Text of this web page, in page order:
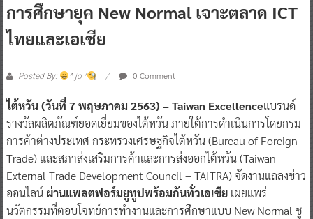
การศึกษายุค New Normal เจาะตลาด ICT
ไทยและเอเชีย
Posted By: ^ jo ^ 0 Comment
ไต้หวัน (วันที่ 7 พฤษภาคม 2563) – Taiwan Excellenceแบรนด์
รางวัลผลิตภัณฑ์ยอดเยี่ยมของไต้หวัน ภายใต้การดำเนินการโดยกรม
การค้าต่างประเทศ กระทรวงเศรษฐกิจไต้หวัน (Bureau of Foreign
Trade) และสภาส่งเสริมการค้าและการส่งออกไต้หวัน (Taiwan
External Trade Development Council – TAITRA)จัดงานแถลงข่าว
ออนไลน์ ผ่านแพลตฟอร์มยูทูปพร้อมกันทั่วเอเชีย เผยแพร่
นวัตกรรมที่ตอบโจทย์การทำงานและการศึกษาแบบ New Normal ชู